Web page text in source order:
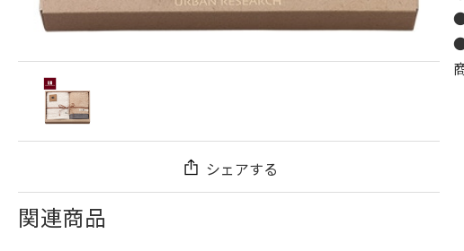
シェアする
関連商品